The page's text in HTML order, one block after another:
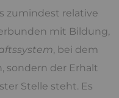
zumindest relative
mit Bildung,
, bei dem
sondern der Erhalt
Stelle steht. Es